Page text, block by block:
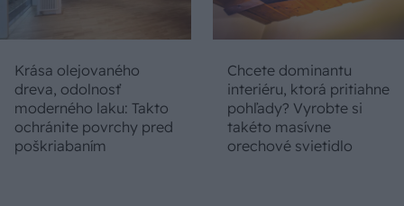
Krása olejovaného
dreva, odolnosť
moderného laku: Takto
ochránite povrchy pred
poškriabaním
Chcete dominantu
interiéru, ktorá pritiahne
pohľady? Vyrobte si
takéto masívne
orechové svietidlo